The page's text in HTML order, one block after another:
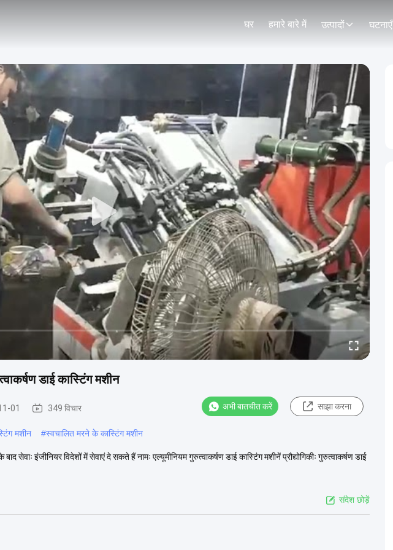
घर हमारे बारे में उत्पादों घटनाएँ
डाई कास्टिंग मशीन
01 349 विचार अभी बातचीत करें साझा करना
मशीन #स्वचालित मरने के कास्टिंग मशीन
बाद सेवाः इंजीनियर विदेशों में सेवाएं दे सकते हैं नामः एल्यूमीनियम गुरुत्वाकर्षण डाई कास्टिंग मशीनें प्रौद्योगिकीः गुरुत्वाकर्षण डाई
संदेश छोड़ें